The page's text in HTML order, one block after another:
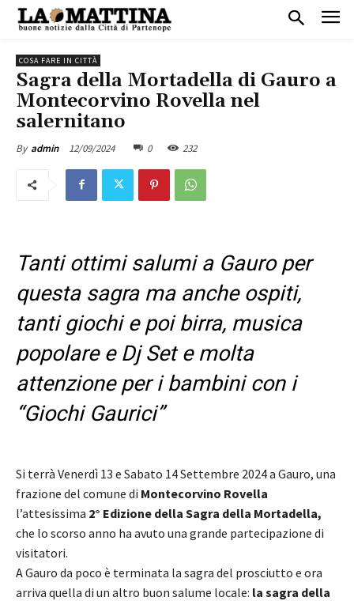
COSA FARE IN CITTÀ
Sagra della Mortadella di Gauro a
Montecorvino Rovella nel
salernitano
By admin 12/09/2024 0 232
Tanti ottimi salumi a Gauro per
questa sagra ma anche ospiti,
tanti giochi e poi birra, musica
popolare e Dj Set e molta
attenzione per i bambini con i
“Giochi Gaurici”
Si terrà Venerdì 13 e Sabato 14 Settembre 2024 a Gauro, una
frazione del comune di Montecorvino Rovella
l’attesissima 2° Edizione della Sagra della Mortadella,
che lo scorso anno ha avuto una grande partecipazione di
visitatori.
A Gauro da poco è terminata la sagra del prosciutto e ora
arriva quella di un altro buon salume locale: la sagra della